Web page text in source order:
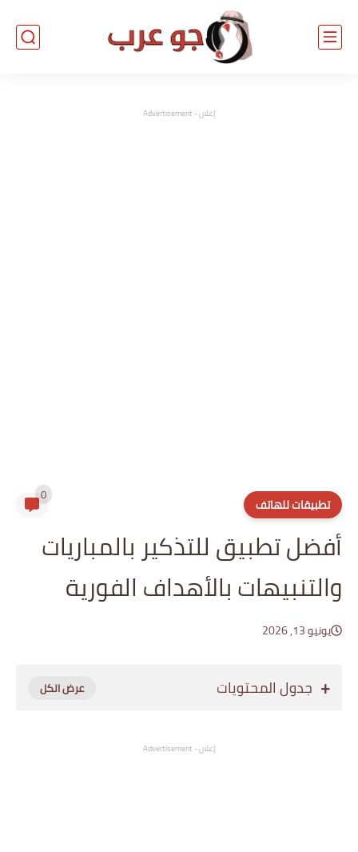
إعلان - Advertisement
تطبيقات للهاتف 0
أفضل تطبيق للتذكير بالمباريات
والتنبيهات بالأهداف الفورية
يونيو 13, 2026
جدول المحتويات
إعلان - Advertisement